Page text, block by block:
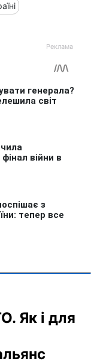
Як і для